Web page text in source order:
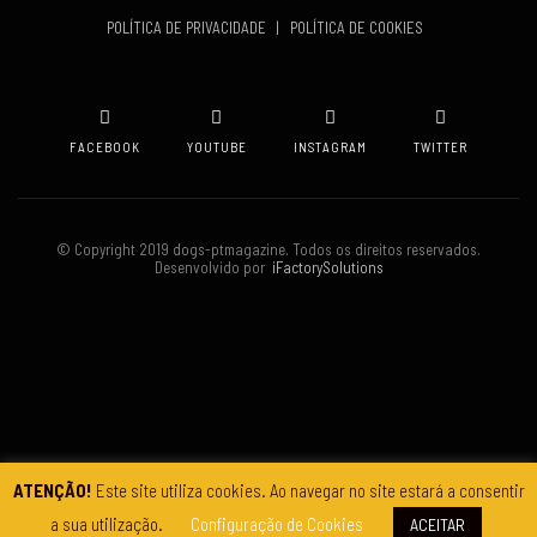
POLÍTICA DE PRIVACIDADE
| POLÍTICA DE COOKIES
FACEBOOK YOUTUBE INSTAGRAM TWITTER
© Copyright 2019 dogs-ptmagazine. Todos os direitos reservados.
Desenvolvido poriFactorySolutions
ATENÇÃO! Este site utiliza cookies. Ao navegar no site estará a consentir
a sua utilização.
Configuração de Cookies ACEITAR